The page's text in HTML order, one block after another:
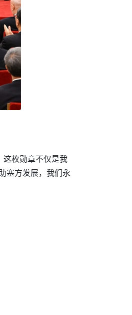
这枚勋章不仅是我
塞方发展，我们永